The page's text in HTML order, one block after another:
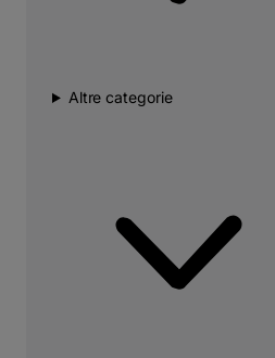
Altre categorie